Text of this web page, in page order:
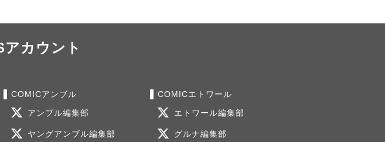
アカウント
COMICアンブル
アンブル編集部
ヤングアンブル編集部
COMICエトワール
エトワール編集部
グルナ編集部